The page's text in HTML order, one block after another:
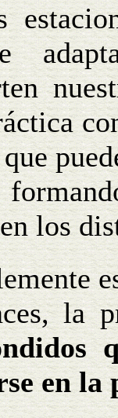
los
la
en la